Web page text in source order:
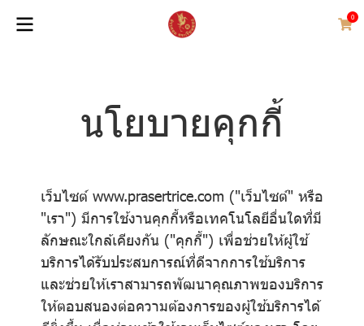
0
นโยบายคุกกี้
เว็บไซต์ www.prasertrice.com ("เว็บไซต์" หรือ
"เรา") มีการใช้งานคุกกี้หรือเทคโนโลยีอื่นใดที่มี
ลักษณะใกล้เคียงกัน ("คุกกี้") เพื่อช่วยให้ผู้ใช้
บริการได้รับประสบการณ์ที่ดีจากการใช้บริการ
และช่วยให้เราสามารถพัฒนาคุณภาพของบริการ
ให้ตอบสนองต่อความต้องการของผู้ใช้บริการได้